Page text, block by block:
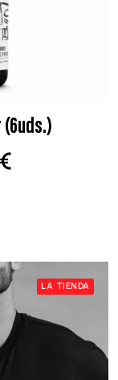
(6uds.)
€
LA TIENDA